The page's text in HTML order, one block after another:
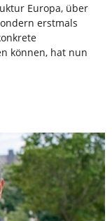
Europa, über
erstmals
können, hat nun